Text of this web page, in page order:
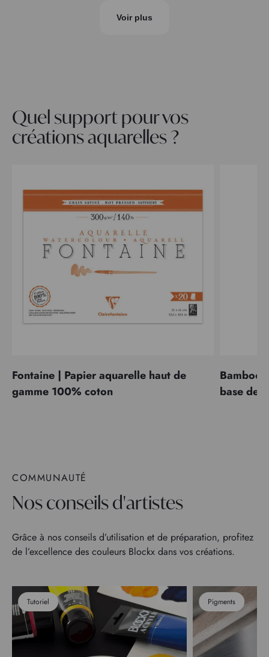
Voir plus
Quel support pour vos
créations aquarelles ?
Fontaine | Papier aquarelle haut de
gamme 100% coton
Bamboo
base de
COMMUNAUTÉ
Nos conseils d'artistes
Grâce à nos conseils d’utilisation et de préparation, profitez
de l’excellence des couleurs Blockx dans vos créations.
Tutoriel Pigments